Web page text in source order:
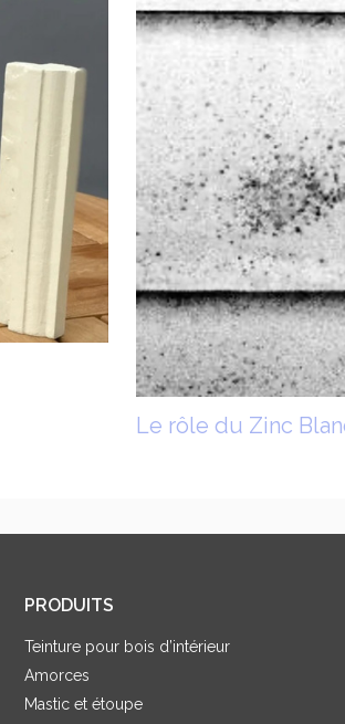
Le rôle du Zinc
PRODUITS
Teinture pour bois d’intérieur
Amorces
Mastic et étoupe